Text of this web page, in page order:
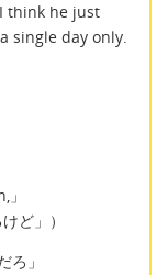
think he just
single day only.
ど」）
」